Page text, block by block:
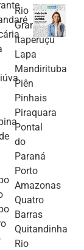
Rio
Grande
Itaperuçu
Lapa
Mandirituba
Piên
Pinhais
Piraquara
Pontal
do
Paraná
Porto
Amazonas
Quatro
Barras
Quitandinha
Rio